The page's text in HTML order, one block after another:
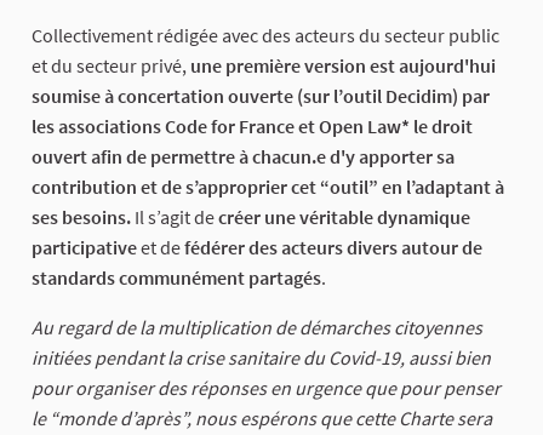
Collectivement rédigée avec des acteurs du secteur public
et du secteur privé, une première version est aujourd'hui
soumise à concertation ouverte (sur l’outil Decidim) par
les associations Code for France et Open Law* le droit
ouvert afin de permettre à chacun.e d'y apporter sa
contribution et de s’approprier cet “outil” en l’adaptant à
ses besoins. Il s’agit decréer une véritable dynamique
participativeet defédérer des acteurs divers autour de
standards communément partagés.
Au regard de la multiplication de démarches citoyennes
initiées pendant la crise sanitaire du Covid-19, aussi bien
pour organiser des réponses en urgence que pour penser
le “monde d’après”, nous espérons que cette Charte sera